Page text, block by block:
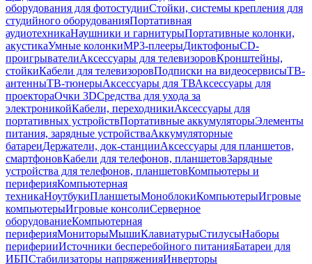
оборудования для фотостудииСтойки, системы крепления для
студийного оборудованияПортативная
аудиотехникаНаушники и гарнитурыПортативные колонки,
акустикаУмные колонкиMP3-плеерыДиктофоныCD-
проигрывателиАксессуары для телевизоровКронштейны,
стойкиКабели для телевизоровПодписки на видеосервисыТВ-
антенныТВ-тюнерыАксессуары для ТВАксессуары для
проектораОчки 3DСредства для ухода за
электроникойКабели, переходникиАксессуары для
портативных устройствПортативные аккумуляторыЭлементы
питания, зарядные устройстваАккумуляторные
батареиДержатели, док-станцииАксессуары для планшетов,
смартфоновКабели для телефонов, планшетовЗарядные
устройства для телефонов, планшетовКомпьютеры и
периферияКомпьютерная
техникаНоутбукиПланшетыМоноблокиКомпьютерыИгровые
компьютерыИгровые консолиСерверное
оборудованиеКомпьютерная
периферияМониторыМышиКлавиатурыСтилусыНаборы
периферииИсточники бесперебойного питанияБатареи для
ИБПСтабилизаторы напряженияИнверторы